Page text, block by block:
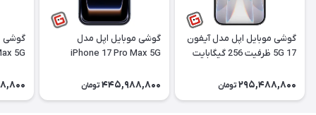
گوشی موبایل اپل مدل آیفون
17 5G ظرفیت 256 گیگابایت
فیزیکی نات اکتیو |
ریجسترشده
295,488,800 تومان
گوشی موبایل اپل مدل
iPhone 17 Pro Max 5G
گیگابایت تک‌سیم کارت فیزیکی
نات اکتیو | ریجسترشده
445,988,800 تومان
گوشی
5G
نات